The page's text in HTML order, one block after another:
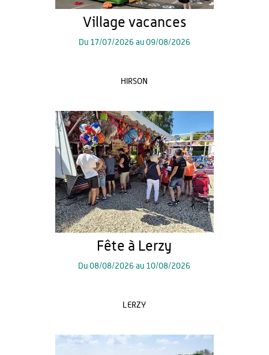
Village vacances
Du 17/07/2026 au 09/08/2026
HIRSON
Fête à Lerzy
Du08/08/2026 au 10/08/2026
LERZY